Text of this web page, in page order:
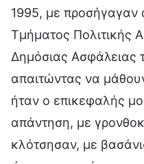
1995, με προσήγαγαν
Τμήματος Πολιτικής
Δημόσιας Ασφάλειας
απαιτώντας να
ήταν ο επικεφαλής
απάντηση, με
κλότσησαν, με